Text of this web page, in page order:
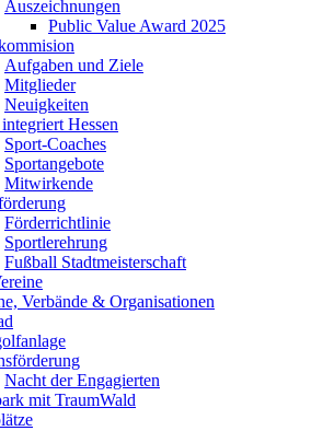
Auszeichnungen
Public Value Award 2025
Aufgaben und Ziele
Mitglieder
Neuigkeiten
Hessen
Sport-Coaches
Sportangebote
Mitwirkende
Förderrichtlinie
Sportlerehrung
Fußball Stadtmeisterschaft
Verbände & Organisationen
Nacht der Engagierten
mit TraumWald